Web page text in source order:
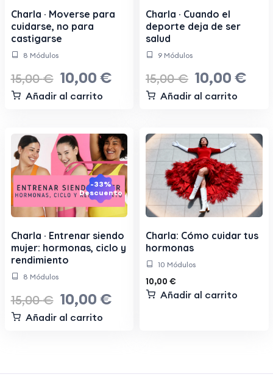
Charla · Moverse para
cuidarse, no para
castigarse
8 Módulos
15,00€ 10,00 €
Añadir al carrito
Charla · Cuando el
deporte deja de ser
salud
9 Módulos
15,00€ 10,00 €
Añadir al carrito
-33%
Descuento
Charla · Entrenar siendo
mujer: hormonas, ciclo y
rendimiento
8 Módulos
15,00€ 10,00 €
Añadir al carrito
Charla: Cómo cuidar tus
hormonas
10 Módulos
10,00 €
Añadir al carrito